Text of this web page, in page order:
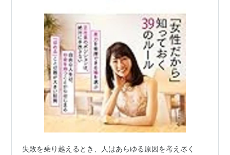
失敗を乗り越えるとき、人はあらゆる原因を考え尽く